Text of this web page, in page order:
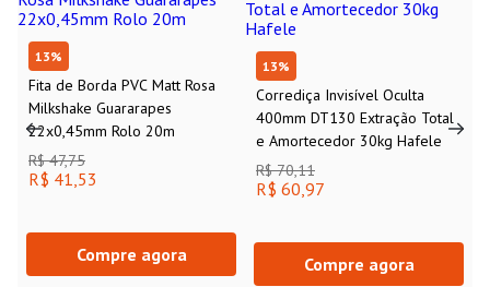
13%
Fita de Borda PVC Matt Rosa
Milkshake Guararapes
22x0,45mm Rolo 20m
R$ 47,75
R$ 41,53
Compre agora
13%
Corrediça Invisível Oculta
400mm DT130 Extração Total
e Amortecedor 30kg Hafele
R$ 70,11
R$ 60,97
Compre agora